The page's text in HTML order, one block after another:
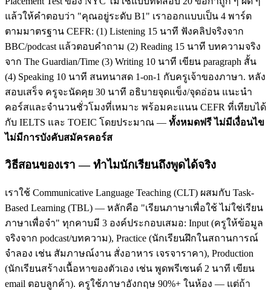
แล้วให้คำตอบว่า "คุณอยู่ระดับ B1" เราออกแบบเป็น 4 พาร์ต
ตามมาตรฐาน CEFR: (1) Listening 15 นาที ฟังคลิปจริงจาก
BBC/podcast แล้วตอบคำถาม (2) Reading 15 นาที บทความจริง
จาก The Guardian/Time (3) Writing 10 นาที เขียน paragraph สั้น
(4) Speaking 10 นาที สนทนาสด 1-on-1 กับครูเจ้าของภาษา. หลัง
สอบเสร็จ ครูจะนัดคุย 30 นาที อธิบายจุดแข็ง/จุดอ่อน แนะนำ
คอร์สและจำนวนชั่วโมงที่เหมาะ พร้อมคะแนน CEFR ที่เทียบได้
กับ IELTS และ TOEIC โดยประมาณ — ทั้งหมดฟรี ไม่มีเงื่อนไข
ไม่มีการบังคับสมัครคอร์ส
วิธีสอนของเรา — ทำไมนักเรียนถึงพูดได้จริง
เราใช้ Communicative Language Teaching (CLT) ผสมกับ Task-
Based Learning (TBL) — หลักคือ "เรียนภาษาเพื่อใช้ ไม่ใช่เรียน
ภาษาเพื่อจำ" ทุกคาบมี 3 องค์ประกอบเสมอ: Input (ครูให้ข้อมูล
จริงจาก podcast/บทความ), Practice (นักเรียนฝึกในสถานการณ์
จำลอง เช่น สัมภาษณ์งาน สั่งอาหาร เจรจาราคา), Production
(นักเรียนสร้างเนื้อหาของตัวเอง เช่น พูดพรีเซนต์ 2 นาที เขียน
email ตอบลูกค้า). ครูใช้ภาษาอังกฤษ 90%+ ในห้อง — แต่ถ้า